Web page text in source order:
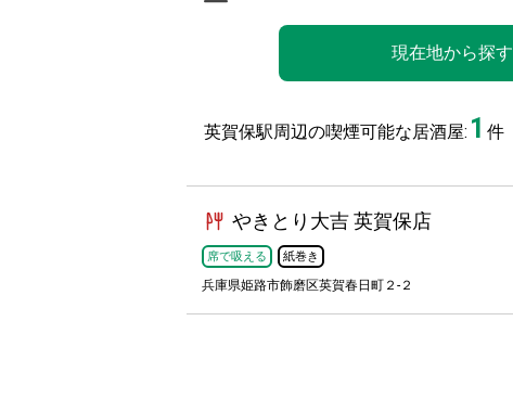
現在地から探す
英賀保駅周辺の喫煙可能な居酒屋: 1 件
やきとり大吉 英賀保店
席で吸える 紙巻き
兵庫県姫路市飾磨区英賀春日町２-２